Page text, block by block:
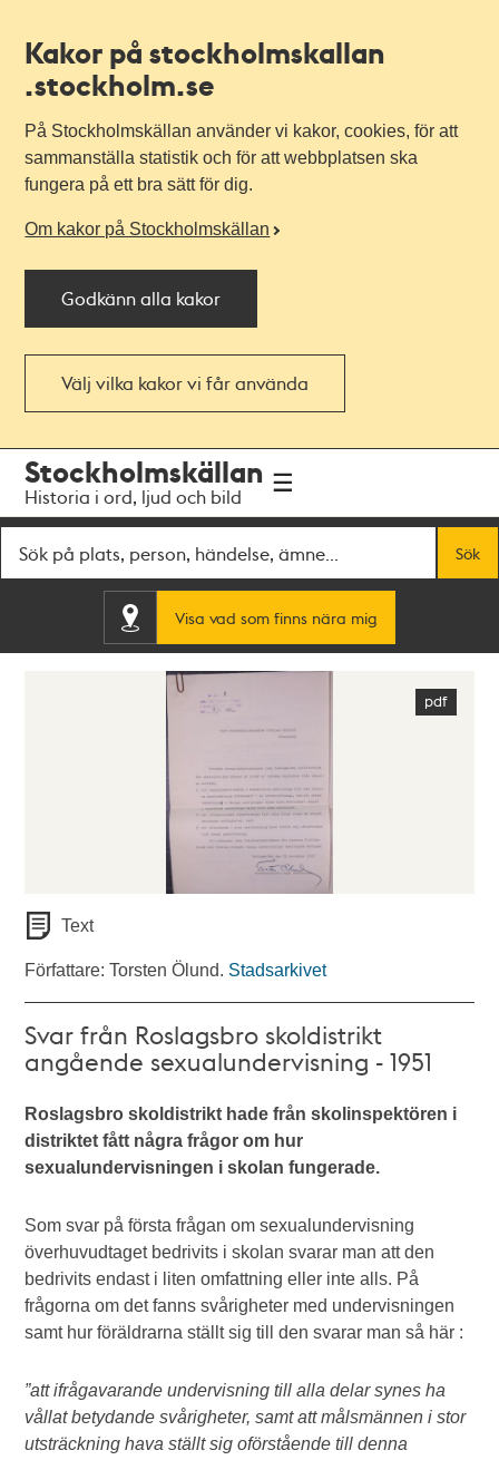
Kakor på stockholmskallan
.stockholm.se
På Stockholmskällan använder vi kakor, cookies, för att
sammanställa statistik och för att webbplatsen ska
fungera på ett bra sätt för dig.
Om kakor på Stockholmskällan
Godkänn alla kakor
Välj vilka kakor vi får använda
navigationen
huvudinnehållet
Stockholmskällan
Historia i ord, ljud och bild
Sök
Visa vad som finns nära mig
Text
Författare: Torsten Ölund. Stadsarkivet
Svar från Roslagsbro skoldistrikt
angående sexualundervisning - 1951
Roslagsbro skoldistrikt hade från skolinspektören i
distriktet fått några frågor om hur
sexualundervisningen i skolan fungerade.
Som svar på första frågan om sexualundervisning
överhuvudtaget bedrivits i skolan svarar man att den
bedrivits endast i liten omfattning eller inte alls. På
frågorna om det fanns svårigheter med undervisningen
samt hur föräldrarna ställt sig till den svarar man så här :
”att ifrågavarande undervisning till alla delar synes ha
vållat betydande svårigheter, samt att målsmännen i stor
utsträckning hava ställt sig oförstående till denna